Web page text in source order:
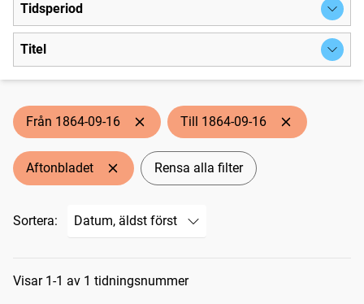
Tidsperiod
Titel
Från 1864-09-16 Till 1864-09-16
Aftonbladet Rensa alla filter
Sortera:
Sökresultat
Visar 1-1 av 1 tidningsnummer